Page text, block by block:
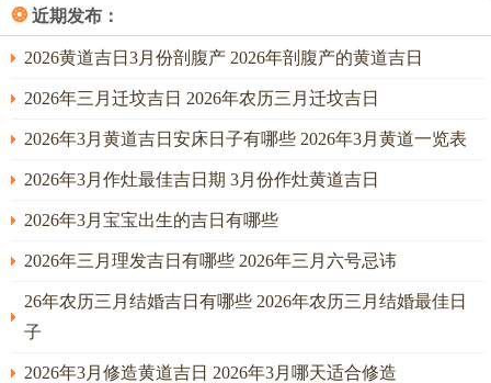
过激烈竞争后方可得胜，宜祭祀，祈福、求嗣，斋醮、嫁
娶，冠笄、出行，开市、交易，会亲友、除服，成服、启
钻，安葬；然卯日与月支卯木相刑，午年卯月又为子午卯酉
四正之冲的引动，故忌动土，移徙、入宅，恐刑伤及手足。
阳历3月21日，农历二月初三，甲午日；甲午日，甲木坐午火
死地，木被火焚，幸得月干辛金制木生水，但辛金遥隔，力
有不逮；午火为年柱本气，与日支伏吟，火势过旺；此日主
墙，置产、平治道涂；午午自刑，主情绪失控，故忌开仓，
出货财、盖屋，作灶、开市，交易、立券，栽种，大事勿
用。
❂ 近期发布：
2026黄道吉日3月份剖腹产 2026年剖腹产的黄道吉日
2026年三月迁坟吉日 2026年农历三月迁坟吉日
2026年3月黄道吉日安床日子有哪些 2026年3月黄道一览表
2026年3月作灶最佳吉日期 3月份作灶黄道吉日
2026年3月宝宝出生的吉日有哪些
2026年三月理发吉日有哪些 2026年三月六号忌讳
26年农历三月结婚吉日有哪些 2026年农历三月结婚最佳日
子
2026年3月修造黄道吉日 2026年3月哪天适合修造